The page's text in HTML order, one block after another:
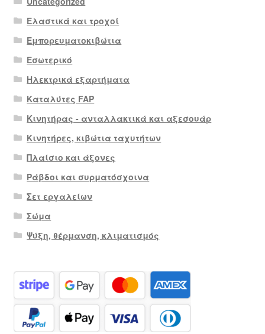
Ελαστικά και τροχοί
Εμπορευματοκιβώτια
Εσωτερικό
Ηλεκτρικά εξαρτήματα
Καταλύτες FAP
Κινητήρας - ανταλλακτικά και αξεσουάρ
Κινητήρες, κιβώτια ταχυτήτων
Πλαίσιο και άξονες
Ράβδοι και συρματόσχοινα
Σετ εργαλείων
Σώμα
Ψύξη, θέρμανση, κλιματισμός